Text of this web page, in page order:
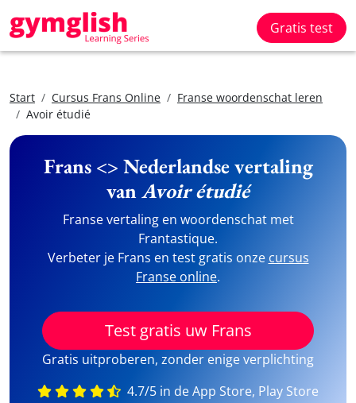
Gratis test
Start Cursus Frans Online
Franse woordenschat leren
Avoir étudié
Frans <> Nederlandse vertaling
vanAvoir étudié
Franse vertaling en woordenschat met
Frantastique.
Verbeter je Frans en test gratis onze cursus
Franse online.
Test gratis uw Frans
Gratis uitproberen, zonder enige verplichting
4.7/5 in de App Store, Play Store